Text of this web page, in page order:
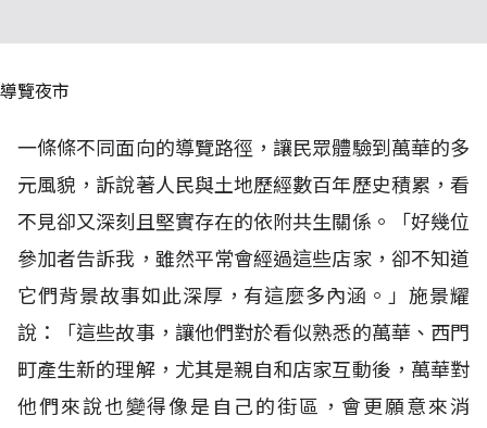
導覽夜市
一條條不同面向的導覽路徑，讓民眾體驗到萬華的多
元風貌，訴說著人民與土地歷經數百年歷史積累，看
不見卻又深刻且堅實存在的依附共生關係。「好幾位
參加者告訴我，雖然平常會經過這些店家，卻不知道
它們背景故事如此深厚，有這麼多內涵。」施景耀
說：「這些故事，讓他們對於看似熟悉的萬華、西門
町產生新的理解，尤其是親自和店家互動後，萬華對
他們來說也變得像是自己的街區，會更願意來消